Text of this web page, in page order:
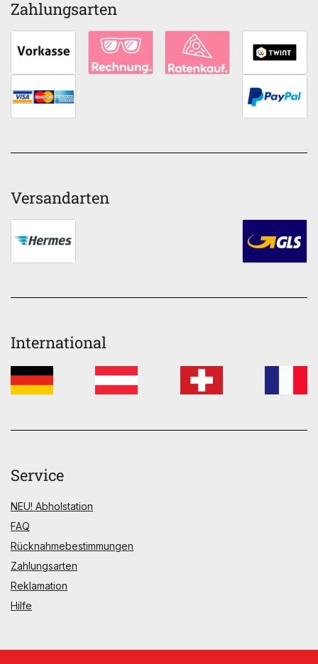
Zahlungsarten
Versandarten
International
Service
NEU! Abholstation
FAQ
Rücknahmebestimmungen
Zahlungsarten
Reklamation
Hilfe